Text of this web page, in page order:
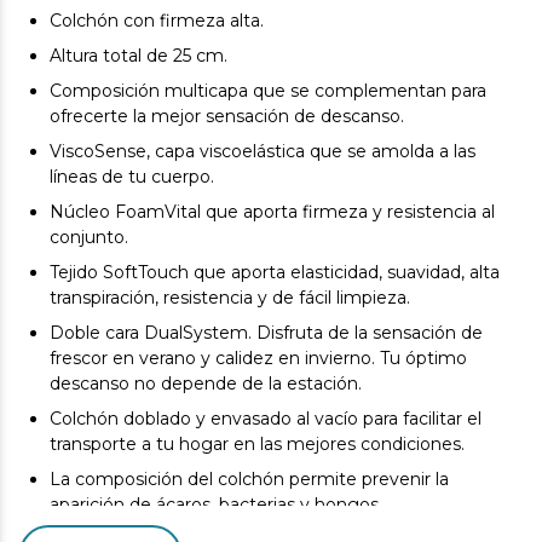
Colchón con firmeza alta.
Altura total de 25 cm.
Composición multicapa que se complementan para
ofrecerte la mejor sensación de descanso.
ViscoSense, capa viscoelástica que se amolda a las
líneas de tu cuerpo.
Núcleo FoamVital que aporta firmeza y resistencia al
conjunto.
Tejido SoftTouch que aporta elasticidad, suavidad, alta
transpiración, resistencia y de fácil limpieza.
Doble cara DualSystem. Disfruta de la sensación de
frescor en verano y calidez en invierno. Tu óptimo
descanso no depende de la estación.
Colchón doblado y envasado al vacío para facilitar el
transporte a tu hogar en las mejores condiciones.
La composición del colchón permite prevenir la
aparición de ácaros, bacterias y hongos.